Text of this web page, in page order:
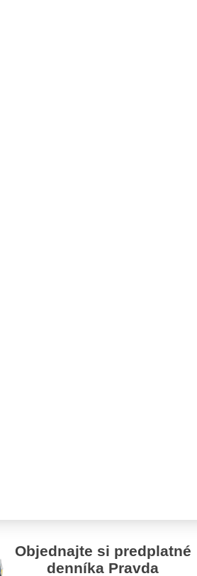
Objednajte si predplatné
denníka Pravda